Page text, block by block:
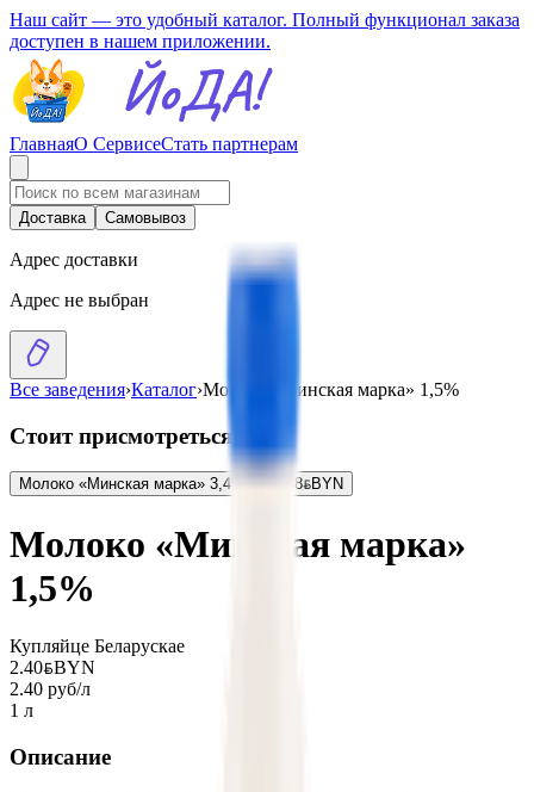
Наш сайт — это удобный каталог. Полный функционал заказа
доступен в нашем приложении.
ГлавнаяО СервисеСтать партнерам
Доставка Самовывоз
Адрес доставки
Адрес не выбран
Все заведения›Каталог›Молоко «Минская марка» 1,5%
Стоит присмотреться
Молоко «Минская марка» 3,4%-6%2.48BYNBYN
Молоко «Минская марка»
1,5%
Купляйце Беларускае
2.40BYNBYN
2.40 руб/л
1 л
Описание